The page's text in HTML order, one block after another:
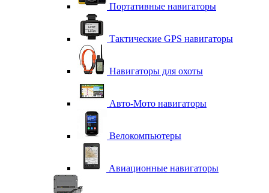
Портативные навигаторы
Тактические GPS навигаторы
Навигаторы для охоты
Авто-Мото навигаторы
Велокомпьютеры
Авиационные навигаторы